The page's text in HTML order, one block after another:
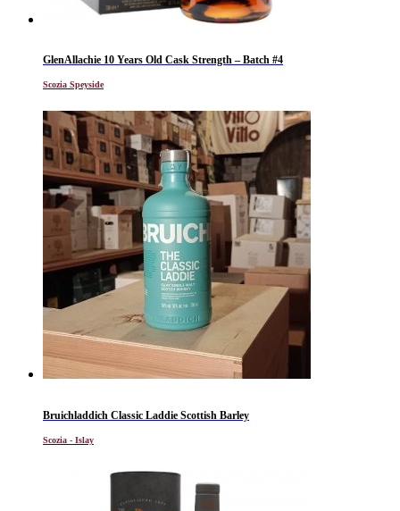
GlenAllachie 10 Years Old Cask Strength – Batch #4
Scozia Speyside
Bruichladdich Classic Laddie Scottish Barley
Scozia - Islay